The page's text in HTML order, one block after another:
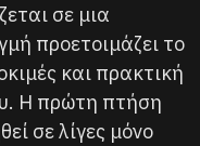
σε μια
προετοιμάζει το
και πρακτική
Η πρώτη πτήση
σε λίγες μόνο